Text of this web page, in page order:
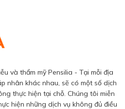
và thẩm mỹ Pensilia - Tại mỗi địa
nhân khác nhau, sẽ có một số dịch
thực hiện tại chỗ. Chúng tôi miễn
hiện những dịch vụ không đủ điều